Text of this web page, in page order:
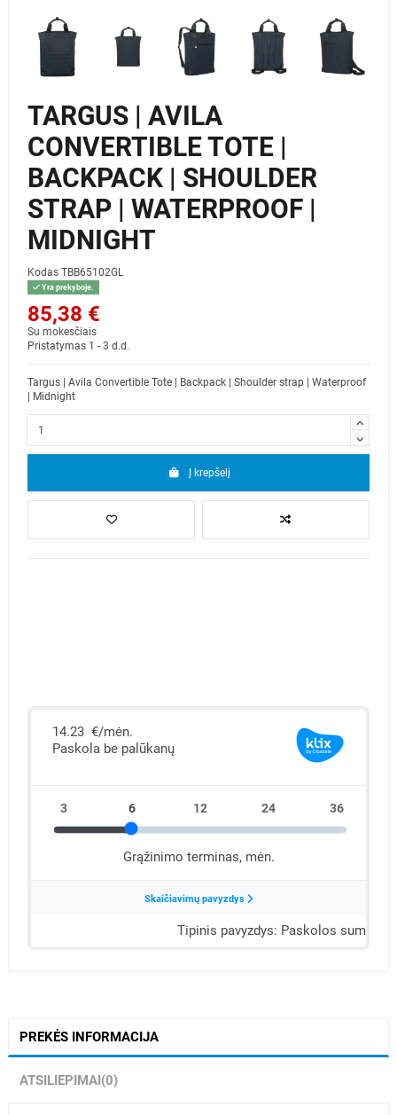
TARGUS | AVILA
CONVERTIBLE TOTE |
BACKPACK | SHOULDER
STRAP | WATERPROOF |
MIDNIGHT
Kodas TBB65102GL
Yra prekyboje.
85,38 €
Su mokesčiais
Pristatymas 1 - 3 d.d.
Targus | Avila Convertible Tote | Backpack | Shoulder strap | Waterproof
| Midnight
Į krepšelį
PREKĖS INFORMACIJA
ATSILIEPIMAI (0)